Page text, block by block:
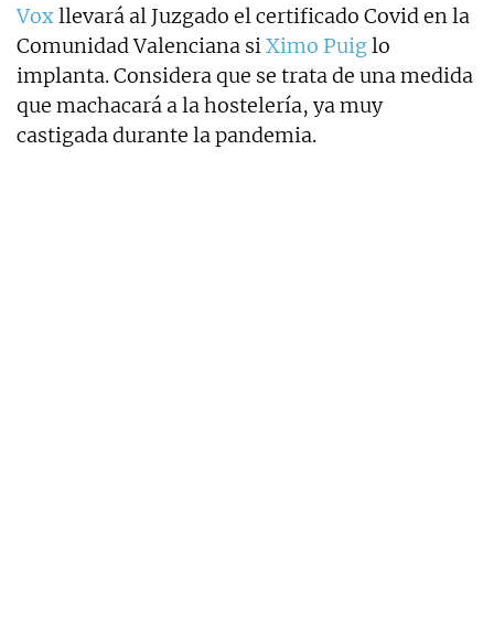
Voxllevará al Juzgado el certificado Covid en la
Comunidad Valenciana siXimo Puiglo
implanta. Considera que se trata de una medida
que machacará a la hostelería, ya muy
castigada durante la pandemia.